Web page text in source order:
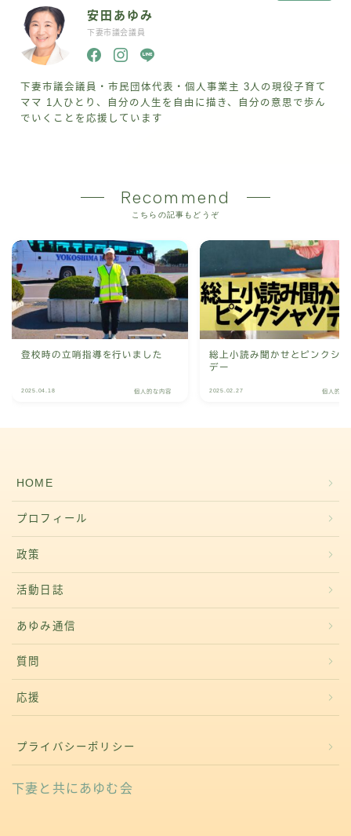
安田あゆみ
下妻市議会議員
下妻市議会議員・市民団体代表・個人事業主 3人の現役子育て
ママ 1人ひとり、自分の人生を自由に描き、自分の意思で歩ん
でいくことを応援しています
Recommend
こちらの記事もどうぞ
登校時の立哨指導を行いました
2025.04.18 個人的な内容
総上小読み聞かせとピンクシ
デー
2025.02.27 個人的な
HOME
プロフィール
政策
活動日誌
あゆみ通信
質問
応援
プライバシーポリシー
下妻と共にあゆむ会